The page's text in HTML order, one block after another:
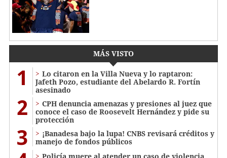
MÁS VISTO
1
Lo citaron en la Villa Nueva y lo raptaron:
Jafeth Pozo, estudiante del Abelardo R. Fortín
asesinado
2
CPH denuncia amenazas y presiones al juez que
conoce el caso de Roosevelt Hernández y pide su
protección
3
¡Banadesa bajo la lupa! CNBS revisará créditos y
manejo de fondos públicos
Policía muere al atender un caso de violencia